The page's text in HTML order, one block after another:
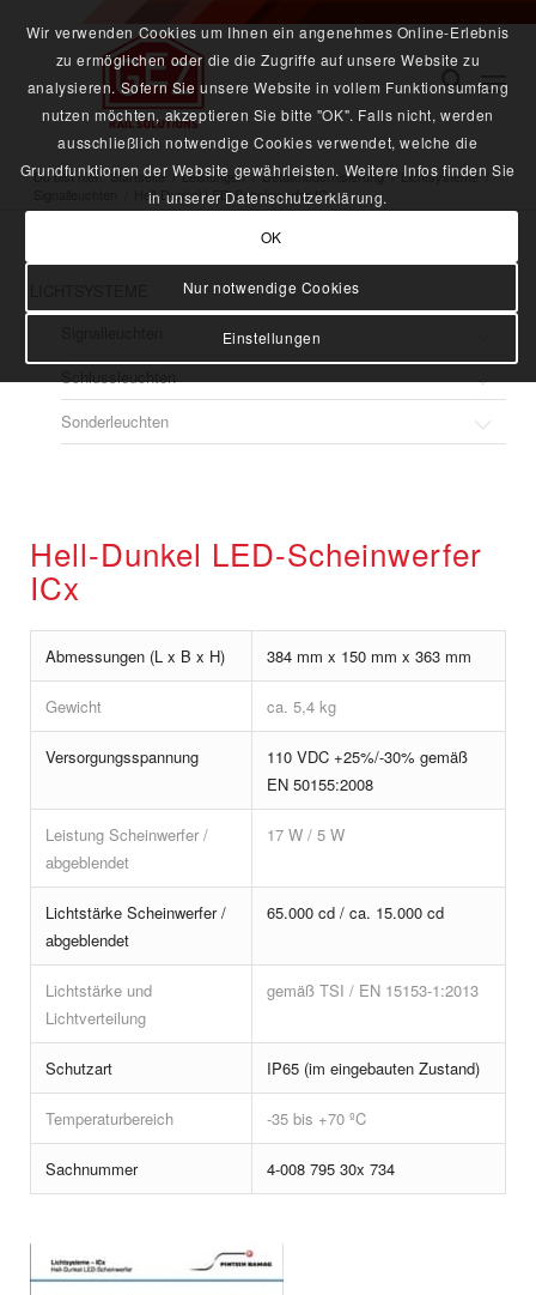
Du bist hier: Startseite / Leistungen / Detailmodernisierung / Lichtsysteme
Hell-Dunkel LED-Scheinwerfer ICx
Hell-Dunkel LED-Scheinwerfer
ICx
Abmessungen (L x B x H) 384 mm x 150 mm x 363 mm
Gewicht ca. 5,4 kg
Versorgungsspannung
110 VDC +25%/-30% gemäß
EN 50155:2008
Leistung Scheinwerfer /
abgeblendet
17 W / 5 W
Lichtstärke Scheinwerfer /
abgeblendet
65.000 cd / ca. 15.000 cd
Lichtstärke und
Lichtverteilung
gemäß TSI / EN 15153-1:2013
Schutzart IP65 (im eingebauten Zustand)
Temperaturbereich -35 bis +70 ºC
Sachnummer 4-008 795 30x 734
Signalleuchte Metro
Spitzenlicht ICE 3.2
Signalleuchte (links / rechts)
Signalscheinwerfer (oben)
LED-SSW (links und rechts)
Signalleuchte LED – SSW
Signalleuchte LED 170 (weiß)
Signalleuchte LED – Fernscheinwerfer
Signalleuchte LED – Fernscheinwerfer
Signalleuchte HSP 250
Signalleuchte (oben)
LED-Signalleuchte ecoSL ICx
Hell-Dunkel LED-Scheinwerfer ICx
Signalleuchte ecoSL-LED (unten)
Schlussleuchten
Schlussleuchte druckdicht
Zugschlussleuchte ZSL-RZD
Sonderleuchten
Trittstufenleuchte LED
Wir verwenden Cookies um Ihnen ein angenehmes Online-Erlebnis
zu ermöglichen oder die die Zugriffe auf unsere Website zu
analysieren. Sofern Sie unsere Website in vollem Funktionsumfang
nutzen möchten, akzeptieren Sie bitte "OK". Falls nicht, werden
ausschließlich notwendige Cookies verwendet, welche die
Grundfunktionen der Website gewährleisten. Weitere Infos finden Sie
in unserer Datenschutzerklärung.
OK
Nur notwendige Cookies
Einstellungen